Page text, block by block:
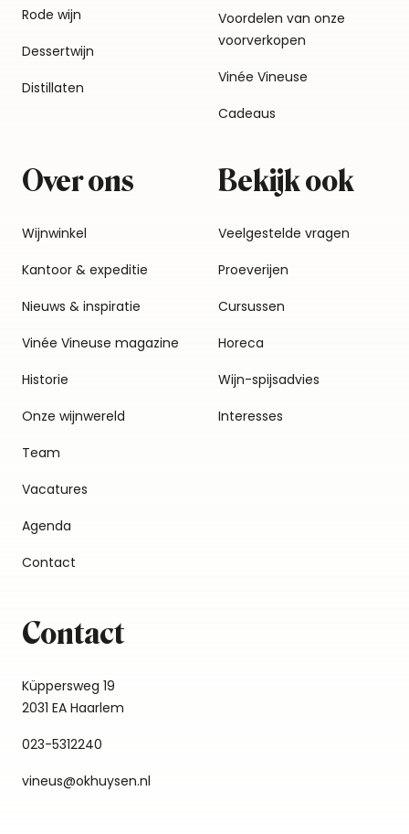
Rode wijn
Dessertwijn
Distillaten
Voordelen van onze
voorverkopen
Vinée Vineuse
Cadeaus
Over ons
Wijnwinkel
Kantoor & expeditie
Nieuws & inspiratie
Vinée Vineuse magazine
Historie
Onze wijnwereld
Team
Vacatures
Agenda
Contact
Bekijk ook
Veelgestelde vragen
Proeverijen
Cursussen
Horeca
Wijn-spijsadvies
Interesses
Contact
Küppersweg 19
2031 EA Haarlem
023-5312240
vineus@okhuysen.nl